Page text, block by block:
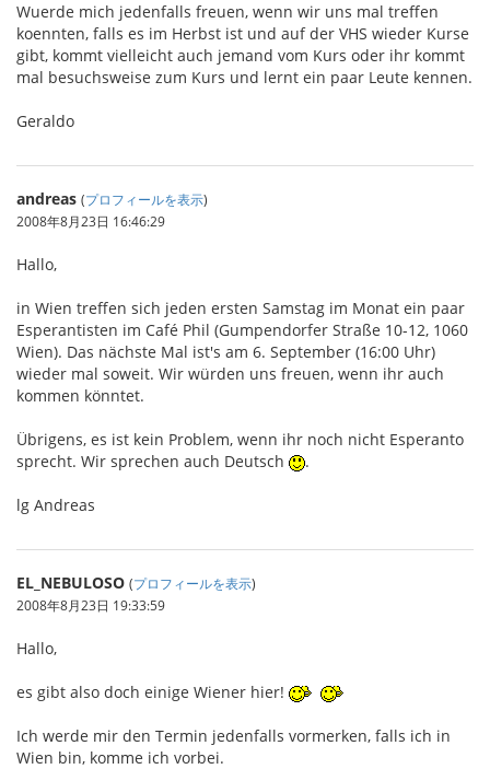
Wuerde mich jedenfalls freuen, wenn wir uns mal treffen
koennten, falls es im Herbst ist und auf der VHS wieder Kurse
gibt, kommt vielleicht auch jemand vom Kurs oder ihr kommt
mal besuchsweise zum Kurs und lernt ein paar Leute kennen.
Geraldo
andreas (プロフィールを表示)
2008年8月23日 16:46:29
Hallo,
in Wien treffen sich jeden ersten Samstag im Monat ein paar
Esperantisten im Café Phil (Gumpendorfer Straße 10-12, 1060
Wien). Das nächste Mal ist's am 6. September (16:00 Uhr)
wieder mal soweit. Wir würden uns freuen, wenn ihr auch
kommen könntet.
Übrigens, es ist kein Problem, wenn ihr noch nicht Esperanto
sprecht. Wir sprechen auch Deutsch
.
lg Andreas
EL_NEBULOSO (プロフィールを表示)
2008年8月23日 19:33:59
Hallo,
es gibt also doch einige Wiener hier!
Ich werde mir den Termin jedenfalls vormerken, falls ich in
Wien bin, komme ich vorbei.